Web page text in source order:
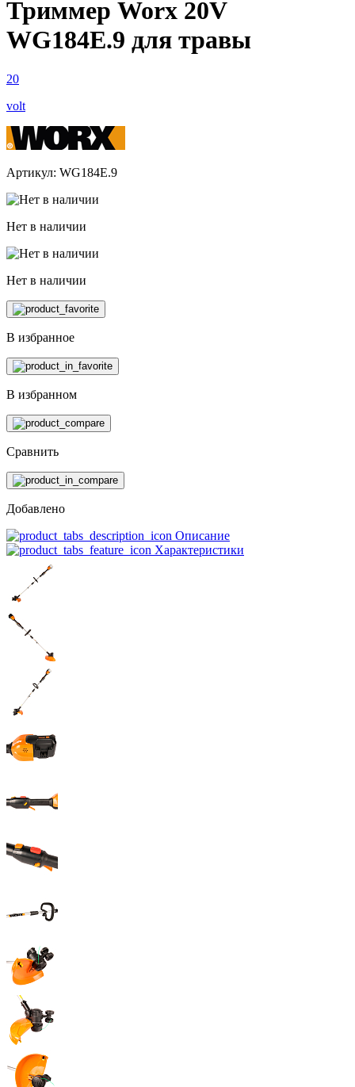
Триммер Worx 20V
WG184E.9 для травы
20
volt
Артикул: WG184E.9
Нет в наличии
Нет в наличии
В избранное
В избранном
Сравнить
Добавлено
Описание
Характеристики